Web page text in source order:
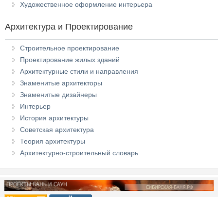
Художественное оформление интерьера
Архитектура и Проектирование
Строительное проектирование
Проектирование жилых зданий
Архитектурные стили и направления
Знаменитые архитекторы
Знаменитые дизайнеры
Интерьер
История архитектуры
Советская архитектура
Теория архитектуры
Архитектурно-строительный словарь